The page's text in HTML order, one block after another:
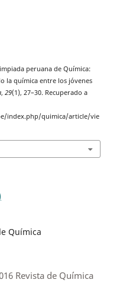
peruana de Química:
la química entre los jóvenes
, 29(1), 27–30. Recuperado a
index.php/quimica/article/vie
Química
Revista de Química